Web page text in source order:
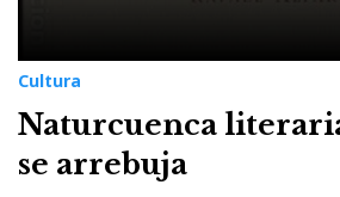
Cultura
Naturcuenca
se arrebuja